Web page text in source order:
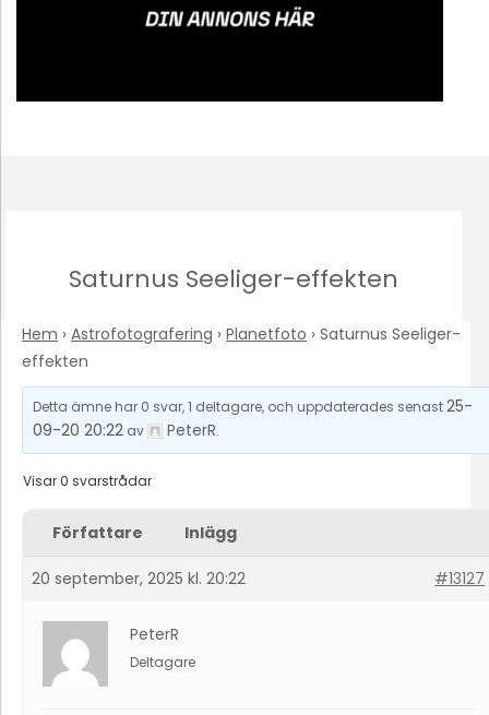
Saturnus Seeliger-effekten
Hem › Astrofotografering › Planetfoto › Saturnus Seeliger-
effekten
Detta ämne har 0 svar, 1 deltagare, och uppdaterades senast25-
09-20 20:22 av PeterR.
Visar 0 svarstrådar
Författare Inlägg
20 september, 2025 kl. 20:22 #13127
PeterR
Deltagare